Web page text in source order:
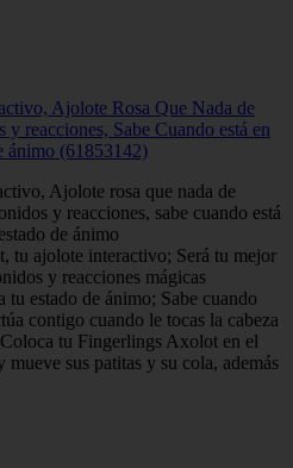
Ajolote Rosa Que Nada de
reacciones, Sabe Cuando está en
ánimo (61853142)
Ajolote rosa que nada de
y reacciones, sabe cuando está
de ánimo
tu ajolote interactivo; Será tu mejor
y reacciones mágicas
estado de ánimo; Sabe cuando
contigo cuando le tocas la cabeza
tu Fingerlings Axolot en el
mueve sus patitas y su cola, además